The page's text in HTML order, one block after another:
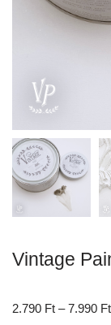
Vintage
2.790 Ft – 7.990 Ft